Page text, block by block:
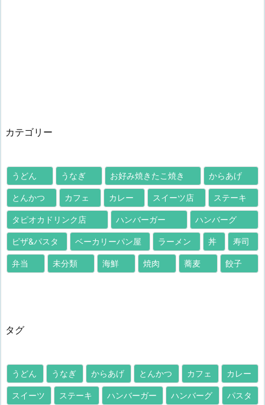
カテゴリー
うどん うなぎ お好み焼きたこ焼き からあげ
とんかつ カフェ カレー スイーツ店 ステーキ
タピオカドリンク店 ハンバーガー ハンバーグ
ピザ&パスタ ベーカリーパン屋 ラーメン 丼 寿司
弁当 未分類 海鮮 焼肉 蕎麦 餃子
タグ
うどん うなぎ からあげ とんかつ カフェ カレー
スイーツ ステーキ ハンバーガー ハンバーグ パスタ